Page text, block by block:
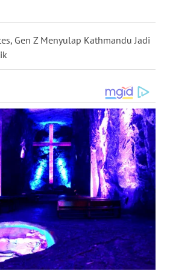
Gen Z Menyulap Kathmandu Jadi